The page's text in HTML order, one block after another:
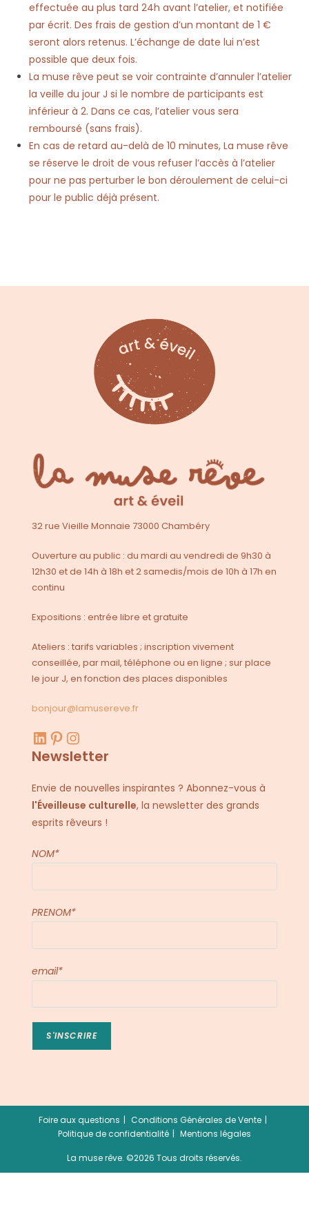
effectuée au plus tard 24h avant l’atelier, et notifiée
par écrit. Des frais de gestion d’un montant de 1 €
seront alors retenus. L’échange de date lui n’est
possible que deux fois.
La muse rêve peut se voir contrainte d’annuler l’atelier
la veille du jour J si le nombre de participants est
inférieur à 2. Dans ce cas, l’atelier vous sera
remboursé (sans frais).
En cas de retard au-delà de 10 minutes, La muse rêve
se réserve le droit de vous refuser l’accès à l’atelier
pour ne pas perturber le bon déroulement de celui-ci
pour le public déjà présent.
32 rue Vieille Monnaie 73000 Chambéry
Ouverture au public : du mardi au vendredi de 9h30 à
12h30 et de 14h à 18h et 2 samedis/mois de 10h à 17h en
continu
Expositions : entrée libre et gratuite
Ateliers : tarifs variables ; inscription vivement
conseillée, par mail, téléphone ou en ligne ; sur place
le jour J, en fonction des places disponibles
bonjour@lamusereve.fr
LinkedIn Pinterest Instagram
Newsletter
Envie de nouvelles inspirantes ? Abonnez-vous à
l'Éveilleuse culturelle, la newsletter des grands
esprits rêveurs !
NOM*
PRENOM*
email*
Foire aux questions
Conditions Générales de Vente
Politique de confidentialité
Mentions légales
La muse rêve. ©2026 Tous droits réservés.